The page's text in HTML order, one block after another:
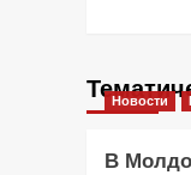
Новости
В